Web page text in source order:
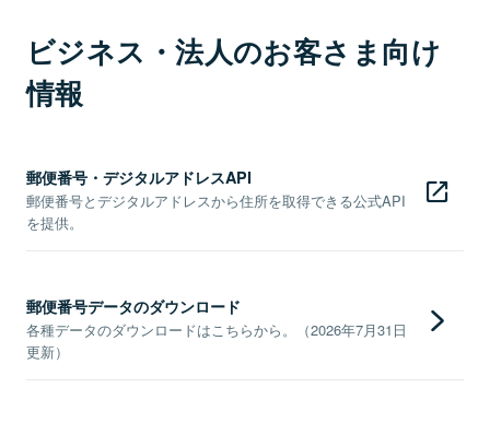
ビジネス・法人のお客さま向け
情報
郵便番号・デジタルアドレスAPI
郵便番号とデジタルアドレスから住所を取得できる公式API
を提供。
郵便番号データのダウンロード
各種データのダウンロードはこちらから。（2026年7月31日
更新）